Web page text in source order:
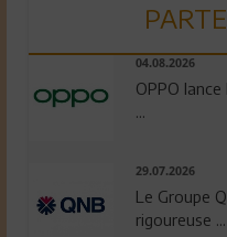
04.08.2026
OPPO
...
29.07.2026
Le Groupe
rigoureuse ...